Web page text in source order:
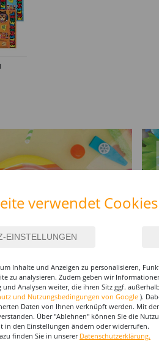
MAKE-UP & ZUBEHÖR
% %
verwendet Cookies
Inhalte und Anzeigen zu personalisieren,
zu analysieren. Zudem geben wir
und Analysen weiter, die ihren Sitz ggf.
und Nutzungsbedingungen von Google ).
Daten von Ihnen verknüpft werden. Mit
Über "Ablehnen" können Sie die
in den Einstellungen ändern oder widerrufen.
finden Sie in unserer Datenschutzerklärung.